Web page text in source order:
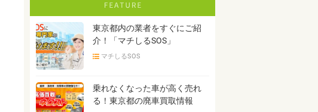
東京都内の業者をすぐにご紹
介！「マチしるSOS」
マチしるSOS
乗れなくなった車が高く売れ
る！東京都の廃車買取情報